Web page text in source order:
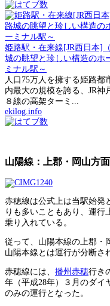
姫路駅・在来線[JR西日本]
城の眺望と珍しい構造のホ
ミナル駅～
人口75万人を擁する姫路
内最大の規模を誇る、JR
８線の高架ターミ...
ekilog.info
山陽線：上郡・岡山方
赤穂線は公式上は当駅始発
りも多いこともあり、運行
乗り入れている。
従って、山陽本線の上郡・
山陽本線とは運行が分断さ
赤穂線には、 播州赤穂行き
年（平成28年）３月のダイ
のみの運行となった。